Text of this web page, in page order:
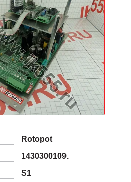
Rotopot
1430300109.
S1